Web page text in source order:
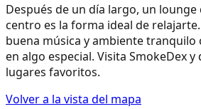
Después de un día largo, un lounge
centro es la forma ideal de
buena música y ambiente
en algo especial. Visita SmokeDex
lugares favoritos.
Volver a la vista del mapa